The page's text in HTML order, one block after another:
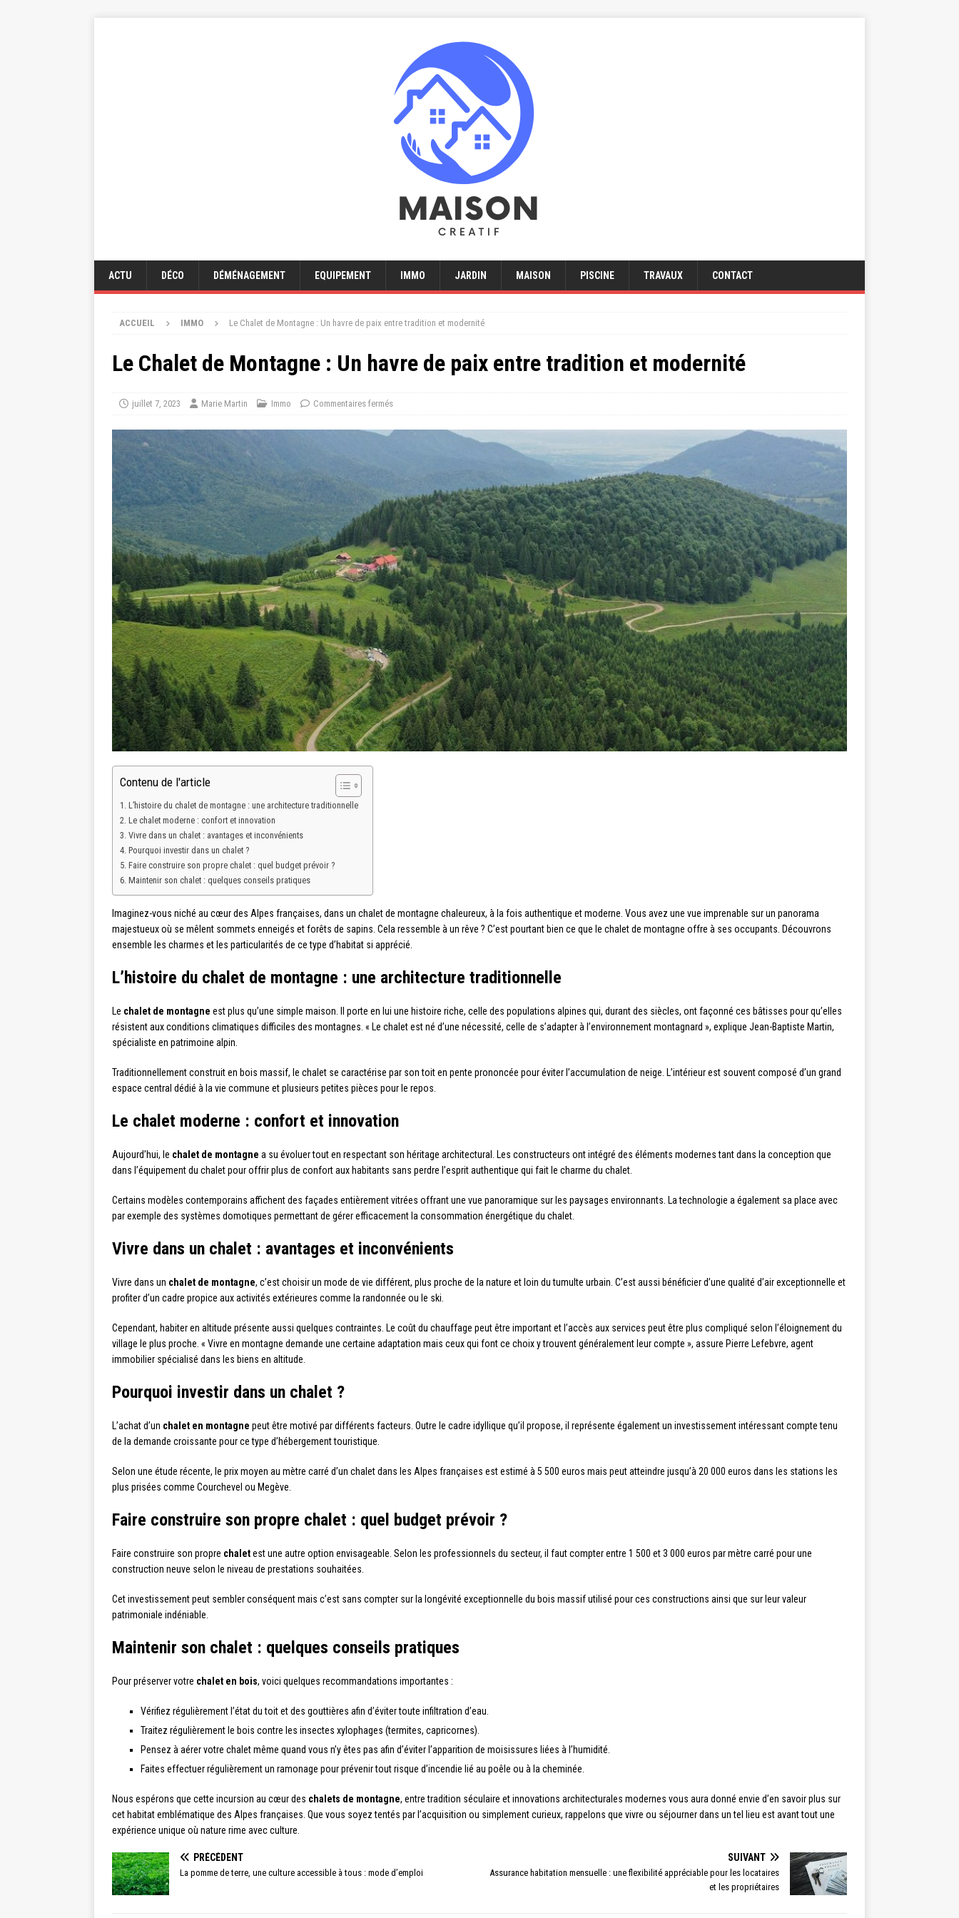
ACTU DÉCO DÉMÉNAGEMENT EQUIPEMENT IMMO JARDIN MAISON PISCINE TRAVAUX CONTACT
ACCUEIL IMMO Le Chalet de Montagne : Un havre de paix entre tradition et modernité
Le Chalet de Montagne : Un havre de paix entre tradition et modernité
juillet 7, 2023 Marie Martin Immo Commentaires fermés
Contenu de l'article
L’histoire du chalet de montagne : une architecture traditionnelle
Le chalet moderne : confort et innovation
Vivre dans un chalet : avantages et inconvénients
Pourquoi investir dans un chalet ?
Faire construire son propre chalet : quel budget prévoir ?
Maintenir son chalet : quelques conseils pratiques
Imaginez-vous niché au cœur des Alpes françaises, dans un chalet de montagne chaleureux, à la fois authentique et moderne. Vous avez une vue imprenable sur un panorama
majestueux où se mêlent sommets enneigés et forêts de sapins. Cela ressemble à un rêve ? C’est pourtant bien ce que le chalet de montagne offre à ses occupants. Découvrons
ensemble les charmes et les particularités de ce type d’habitat si apprécié.
L’histoire du chalet de montagne : une architecture traditionnelle
Le chalet de montagne est plus qu’une simple maison. Il porte en lui une histoire riche, celle des populations alpines qui, durant des siècles, ont façonné ces bâtisses pour qu’elles
résistent aux conditions climatiques difficiles des montagnes. « Le chalet est né d’une nécessité, celle de s’adapter à l’environnement montagnard », explique Jean-Baptiste Martin,
spécialiste en patrimoine alpin.
Traditionnellement construit en bois massif, le chalet se caractérise par son toit en pente prononcée pour éviter l’accumulation de neige. L’intérieur est souvent composé d’un grand
espace central dédié à la vie commune et plusieurs petites pièces pour le repos.
Le chalet moderne : confort et innovation
Aujourd’hui, le chalet de montagne a su évoluer tout en respectant son héritage architectural. Les constructeurs ont intégré des éléments modernes tant dans la conception que
dans l’équipement du chalet pour offrir plus de confort aux habitants sans perdre l’esprit authentique qui fait le charme du chalet.
Certains modèles contemporains affichent des façades entièrement vitrées offrant une vue panoramique sur les paysages environnants. La technologie a également sa place avec
par exemple des systèmes domotiques permettant de gérer efficacement la consommation énergétique du chalet.
Vivre dans un chalet : avantages et inconvénients
Vivre dans un chalet de montagne, c’est choisir un mode de vie différent, plus proche de la nature et loin du tumulte urbain. C’est aussi bénéficier d’une qualité d’air exceptionnelle et
profiter d’un cadre propice aux activités extérieures comme la randonnée ou le ski.
Cependant, habiter en altitude présente aussi quelques contraintes. Le coût du chauffage peut être important et l’accès aux services peut être plus compliqué selon l’éloignement du
village le plus proche. « Vivre en montagne demande une certaine adaptation mais ceux qui font ce choix y trouvent généralement leur compte », assure Pierre Lefebvre, agent
immobilier spécialisé dans les biens en altitude.
Pourquoi investir dans un chalet ?
L’achat d’un chalet en montagne peut être motivé par différents facteurs. Outre le cadre idyllique qu’il propose, il représente également un investissement intéressant compte tenu
de la demande croissante pour ce type d’hébergement touristique.
Selon une étude récente, le prix moyen au mètre carré d’un chalet dans les Alpes françaises est estimé à 5 500 euros mais peut atteindre jusqu’à 20 000 euros dans les stations les
plus prisées comme Courchevel ou Megève.
Faire construire son propre chalet : quel budget prévoir ?
Faire construire son propre chaletest une autre option envisageable. Selon les professionnels du secteur, il faut compter entre 1 500 et 3 000 euros par mètre carré pour une
construction neuve selon le niveau de prestations souhaitées.
Cet investissement peut sembler conséquent mais c’est sans compter sur la longévité exceptionnelle du bois massif utilisé pour ces constructions ainsi que sur leur valeur
patrimoniale indéniable.
Maintenir son chalet : quelques conseils pratiques
Pour préserver votre chalet en bois, voici quelques recommandations importantes :
Vérifiez régulièrement l’état du toit et des gouttières afin d’éviter toute infiltration d’eau.
Traitez régulièrement le bois contre les insectes xylophages (termites, capricornes).
Pensez à aérer votre chalet même quand vous n’y êtes pas afin d’éviter l’apparition de moisissures liées à l’humidité.
Faites effectuer régulièrement un ramonage pour prévenir tout risque d’incendie lié au poêle ou à la cheminée.
Nous espérons que cette incursion au cœur des chalets de montagne, entre tradition séculaire et innovations architecturales modernes vous aura donné envie d’en savoir plus sur
cet habitat emblématique des Alpes françaises. Que vous soyez tentés par l’acquisition ou simplement curieux, rappelons que vivre ou séjourner dans un tel lieu est avant tout une
expérience unique où nature rime avec culture.
PRÉCÉDENT
La pomme de terre, une culture accessible à tous : mode d’emploi
SUIVANT
Assurance habitation mensuelle : une flexibilité appréciable pour les locataires
et les propriétaires